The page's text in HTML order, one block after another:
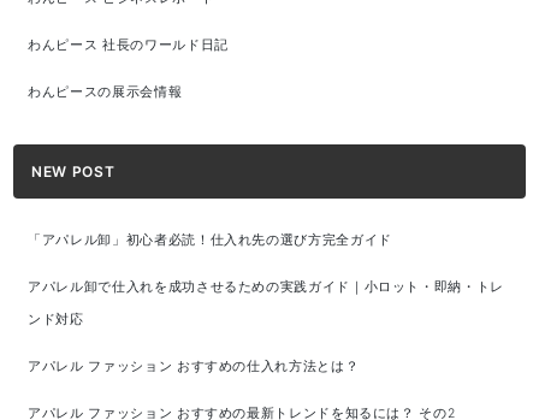
わんピース 社長のワールド日記
わんピースの展示会情報
NEW POST
「アパレル卸」初心者必読！仕入れ先の選び方完全ガイド
アパレル卸で仕入れを成功させるための実践ガイド｜小ロット・即納・トレ
ンド対応
アパレル ファッション おすすめの仕入れ方法とは？
アパレル ファッション おすすめの最新トレンドを知るには？ その2